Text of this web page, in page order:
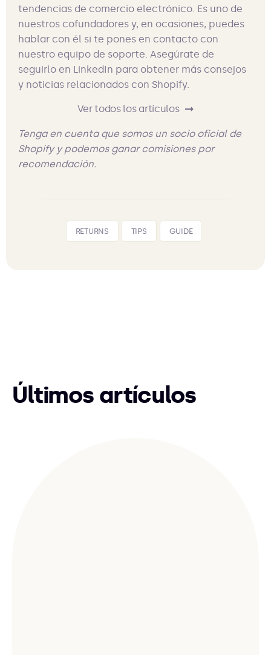
tendencias de comercio electrónico. Es uno de
nuestros cofundadores y, en ocasiones, puedes
hablar con él si te pones en contacto con
nuestro equipo de soporte. Asegúrate de
seguirlo en LinkedIn para obtener más consejos
y noticias relacionados con Shopify.
Ver todos los artículos
Tenga en cuenta que somos un socio oficial de
Shopify y podemos ganar comisiones por
recomendación.
RETURNS TIPS GUIDE
Últimos artículos